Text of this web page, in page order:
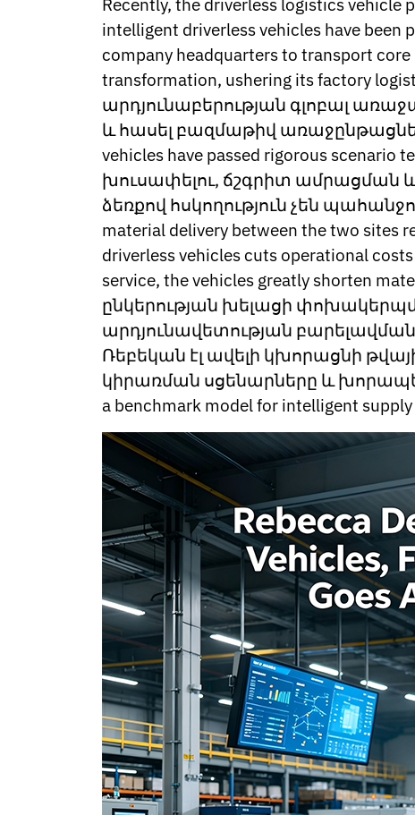
Norwegian
Pashto
Persian
Punjabi
Serbian
Sesotho
Sinhala
Slovak
Slovenian
Somali
Samoan
Scots Gaelic
Shona
Sindhi
Sundanese
Swahili
Tajik
Tamil
Telugu
Thai
Ukrainian
Uzbek
Vietnamese
Welsh
Xhosa
Yiddish
Yoruba
Zulu
Kinyarwanda
Tatar
Oriya
Turkmen
Uyghur
Recently, the driverless logistics vehicle
intelligent driverless vehicles have
company headquarters to transport
transformation, ushering its factory
արդյունաբերության գլոբալ
և հասել բազմաթիվ
vehicles have passed rigorous
խուսափելու, ճշգրիտ ամրացման
ձեռքով հսկողություն չեն
material delivery between the two sites
driverless vehicles cuts operational
service, the vehicles greatly shorten
ընկերության խելացի
արդյունավետության բարելավման
Ռեբեկան էլ ավելի կխորացնի
կիրառման սցենարները և
a benchmark model for intelligent